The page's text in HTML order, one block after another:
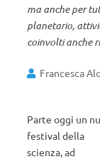
ma anche per
planetario,
coinvolti anche
Francesca
Parte oggi un
festival della
scienza, ad